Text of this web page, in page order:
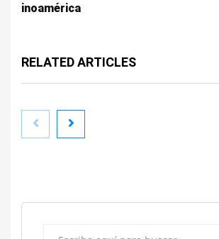
inoamérica
RELATED ARTICLES